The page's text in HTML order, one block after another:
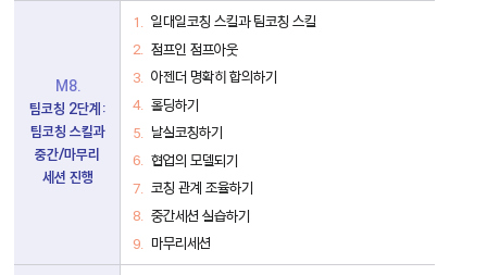
M8.
팀코칭 2단계:
팀코칭 스킬과
중간/마무리
세션 진행
일대일코칭 스킬과 팀코칭 스킬
점프인 점프아웃
아젠더 명확히 합의하기
홀딩하기
날실코칭하기
협업의 모델되기
코칭 관계 조율하기
중간세션 실습하기
마무리세션